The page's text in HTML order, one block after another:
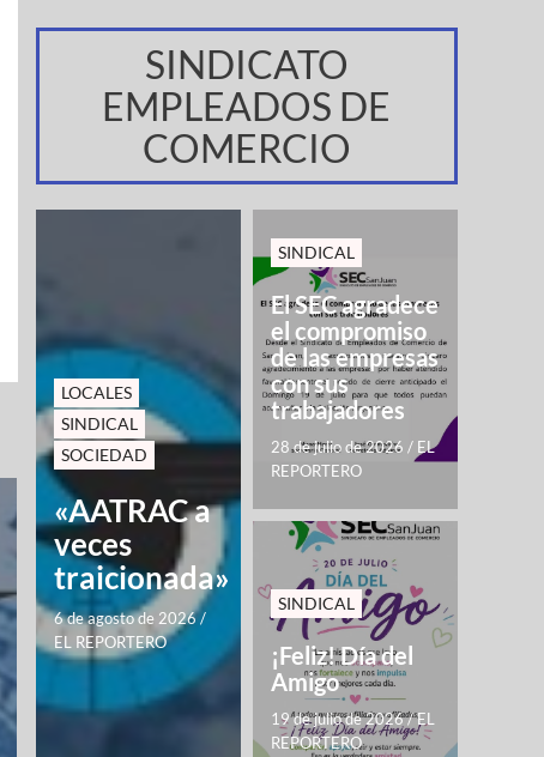
SINDICATO
EMPLEADOS DE
COMERCIO
LOCALES
SINDICAL
SOCIEDAD
«AATRAC a
veces
traicionada»
6 de agosto de 2026/
EL REPORTERO
SINDICAL
El SEC agradece
el compromiso
de las empresas
con sus
trabajadores
28 de julio de 2026 / EL
REPORTERO
SINDICAL
¡Feliz! Día del
Amigo
19 de julio de 2026/EL
REPORTERO